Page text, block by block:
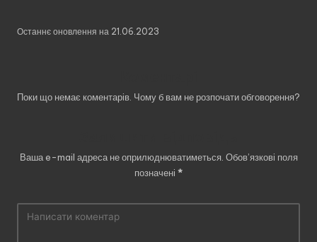
Останнє оновлення на 21.06.2023
Поки що немає коментарів. Чому б вам не розпочати обговорення?
Ваша e-mail адреса не оприлюднюватиметься. Обов’язкові поля
позначені *